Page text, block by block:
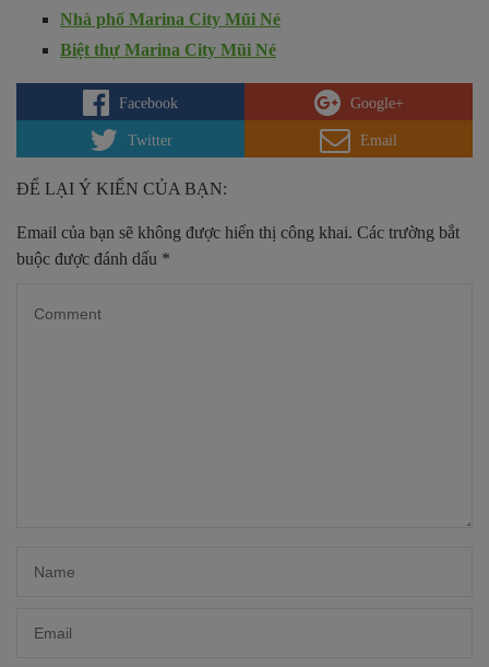
Nhà phố Marina City Mũi Né
Biệt thự Marina City Mũi Né
Facebook Google+
Twitter Email
ĐỂ LẠI Ý KIẾN CỦA BẠN:
Email của bạn sẽ không được hiển thị công khai. Các trường bắt
buộc được đánh dấu *